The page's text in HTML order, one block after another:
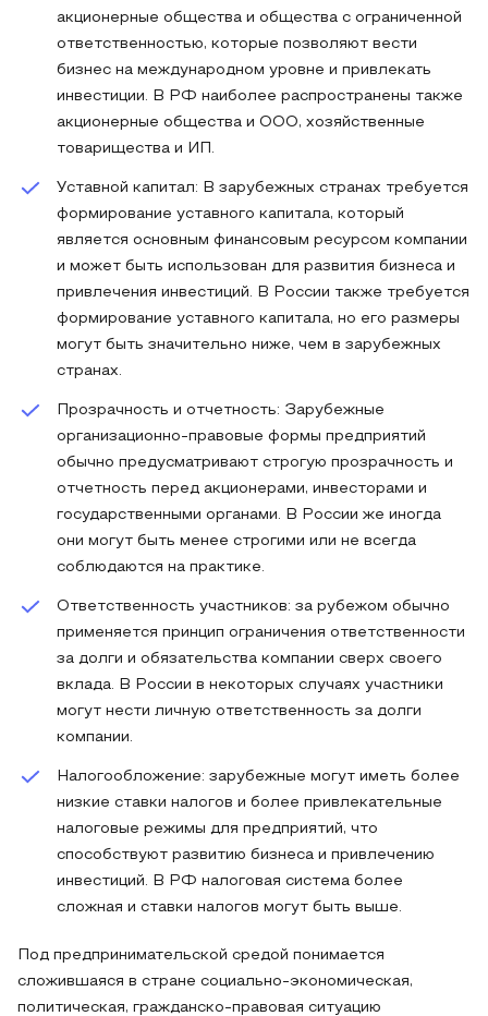
акционерные общества и общества с ограниченной
ответственностью, которые позволяют вести
бизнес на международном уровне и привлекать
инвестиции. В РФ наиболее распространены также
акционерные общества и ООО, хозяйственные
товарищества и ИП.
Уставной капитал: В зарубежных странах требуется
формирование уставного капитала, который
является основным финансовым ресурсом компании
и может быть использован для развития бизнеса и
привлечения инвестиций. В России также требуется
формирование уставного капитала, но его размеры
могут быть значительно ниже, чем в зарубежных
странах.
Прозрачность и отчетность: Зарубежные
организационно-правовые формы предприятий
обычно предусматривают строгую прозрачность и
отчетность перед акционерами, инвесторами и
государственными органами. В России же иногда
они могут быть менее строгими или не всегда
соблюдаются на практике.
Ответственность участников: за рубежом обычно
применяется принцип ограничения ответственности
за долги и обязательства компании сверх своего
вклада. В России в некоторых случаях участники
могут нести личную ответственность за долги
компании.
Налогообложение: зарубежные могут иметь более
низкие ставки налогов и более привлекательные
налоговые режимы для предприятий, что
способствуют развитию бизнеса и привлечению
инвестиций. В РФ налоговая система более
сложная и ставки налогов могут быть выше.
Под предпринимательской средой понимается
сложившаяся в стране социально-экономическая,
политическая, гражданско-правовая ситуацию